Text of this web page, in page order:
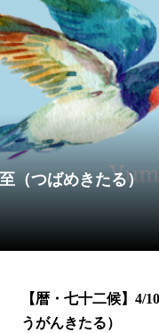
（つばめきたる）
【暦・七十二候】4/
うがんきたる）